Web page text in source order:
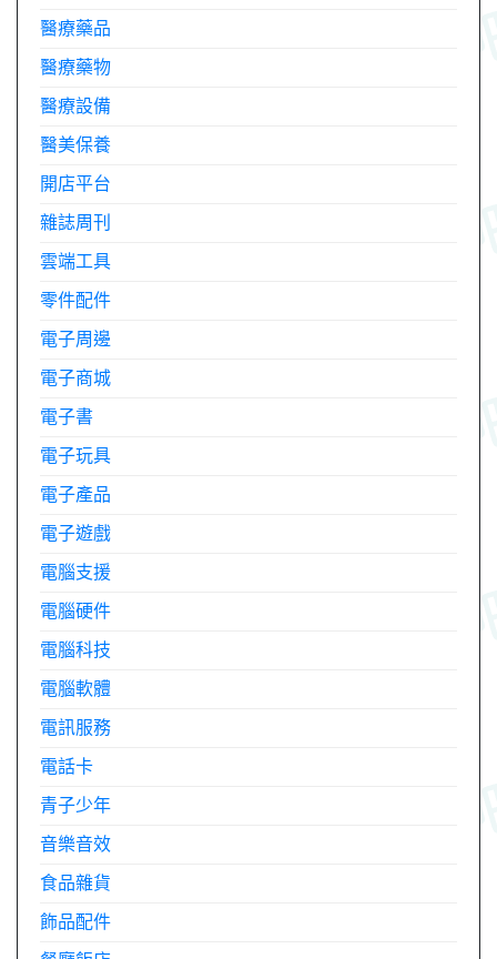
醫療藥品
醫療藥物
醫療設備
醫美保養
開店平台
雜誌周刊
雲端工具
零件配件
電子周邊
電子商城
電子書
電子玩具
電子產品
電子遊戲
電腦支援
電腦硬件
電腦科技
電腦軟體
電訊服務
電話卡
青子少年
音樂音效
食品雜貨
飾品配件